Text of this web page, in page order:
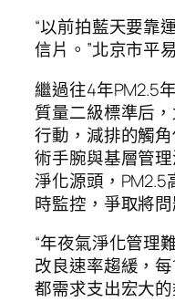
“以前拍藍天要靠
信片。”北京市平
繼過往4年PM2.5
質量二級標準后，
行動，減排的觸
術手腕與基層管
淨化源頭，
時監控，爭取將
“年夜氣淨化管理
改良速率趨緩，
都需求支出宏大的